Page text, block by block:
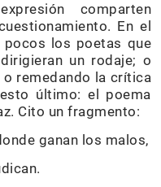
comparten
En el
los poetas que
un rodaje; o
remedando la crítica
último: el poema
Cito un fragmento:
ganan los malos,